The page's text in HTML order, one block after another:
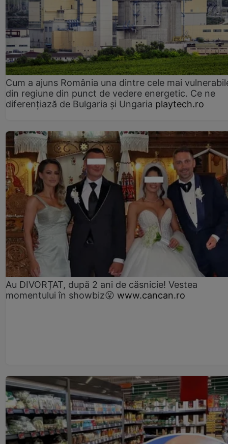
Cum a ajuns România una dintre cele mai
din regiune din punct de vedere energetic. Ce ne
diferențiază de Bulgaria și Ungaria playtech.ro
Au DIVORȚAT, după 2 ani de căsnicie! Vestea
momentului în showbiz😮 www.cancan.ro